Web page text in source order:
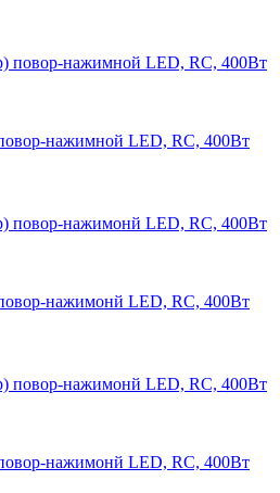
нажимной LED, RC, 400Вт
нажимонй LED, RC, 400Вт
нажимонй LED, RC, 400Вт